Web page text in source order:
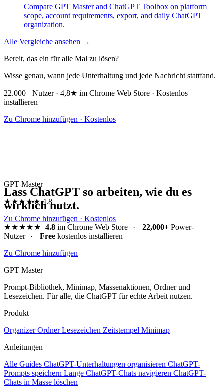
Compare GPT Master and ChatGPT Toolbox on platform
scope, account requirements, export, and daily ChatGPT
organization.
Alle Vergleiche ansehen →
Bereit, das ein für alle Mal zu lösen?
Wisse genau, wann jede Unterhaltung und jede Nachricht stattfand.
22.000+ Nutzer · 4,8★ im Chrome Web Store · Kostenlos
installieren
Zu Chrome hinzufügen · Kostenlos
GPT Master
★★★★★4.8
Zu Chrome hinzufügen · Kostenlos
Lass ChatGPT so arbeiten, wie du es
wirklich nutzt.
★★★★★ 4.8im Chrome Web Store · 22,000+Power-
Nutzer
· Free kostenlos installieren
Zu Chrome hinzufügen
GPT Master
Prompt-Bibliothek, Minimap, Massenaktionen, Ordner und
Lesezeichen. Für alle, die ChatGPT für echte Arbeit nutzen.
Produkt
OrganizerOrdnerLesezeichen Zeitstempel Minimap
Anleitungen
Alle Guides ChatGPT-Unterhaltungen organisieren ChatGPT-
Prompts speichern Lange ChatGPT-Chats navigieren ChatGPT-
Chats in Masse löschen